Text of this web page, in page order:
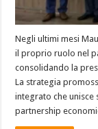
Negli ultimi mesi
il proprio ruolo nel
consolidando la
La strategia
integrato che unisce
partnership